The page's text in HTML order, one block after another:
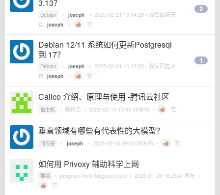
3.13？
Debian • joseph • 2025-02-21 13:14:26 • 最后回复来
自 joseph • 赞
2
Debian 12/11 系统如何更新Postgresql
到 17？
Debian • joseph • 2025-02-21 10:12:53 • 最后回复来
自 joseph • 赞
1
Calico 介绍、原理与使用 -腾讯云社区
宿主机 • 腾讯云 • 2025-02-19 15:44:39发布 • 赞
垂直领域有哪些有代表性的大模型？
问与答 • joseph • 2025-02-04 09:04:59发布 • 赞
如何用 Privoxy 辅助科学上网
翻墙 • program-think.blogspot.com • 2025-01-29 16:25:41发布 •
赞